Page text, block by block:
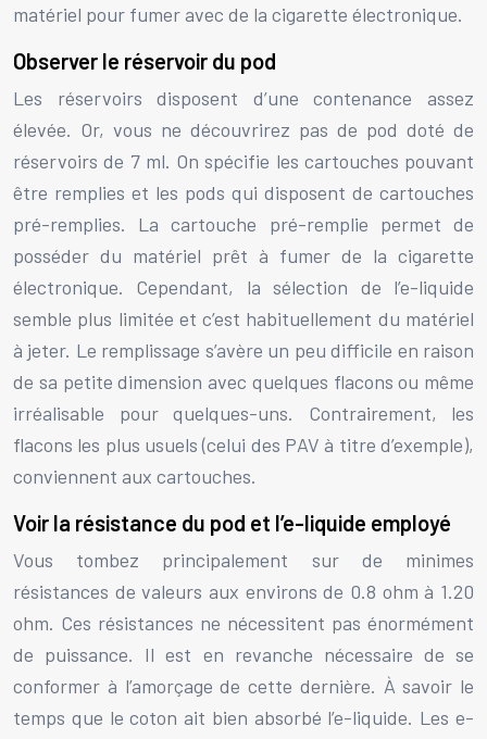
matériel pour fumer avec de la cigarette électronique.
Observer le réservoir du pod
Les réservoirs disposent d’une contenance assez
élevée. Or, vous ne découvrirez pas de pod doté de
réservoirs de 7 ml. On spécifie les cartouches pouvant
être remplies et les pods qui disposent de cartouches
pré-remplies. La cartouche pré-remplie permet de
posséder du matériel prêt à fumer de la cigarette
électronique. Cependant, la sélection de l’e-liquide
semble plus limitée et c’est habituellement du matériel
à jeter. Le remplissage s’avère un peu difficile en raison
de sa petite dimension avec quelques flacons ou même
irréalisable pour quelques-uns. Contrairement, les
flacons les plus usuels (celui des PAV à titre d’exemple),
conviennent aux cartouches.
Voir la résistance du pod et l’e-liquide employé
Vous tombez principalement sur de minimes
résistances de valeurs aux environs de 0.8 ohm à 1.20
ohm. Ces résistances ne nécessitent pas énormément
de puissance. Il est en revanche nécessaire de se
conformer à l’amorçage de cette dernière. À savoir le
temps que le coton ait bien absorbé l’e-liquide. Les e-